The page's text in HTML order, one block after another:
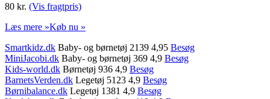
80 kr. (Vis fragtpris)
Læs mere »Køb nu »
Smartkidz.dk Baby- og børnetøj 2139 4,95 Besøg
MiniJacobi.dk Baby- og børnetøj 369 4,9 Besøg
Kids-world.dk Børnetøj 936 4,9 Besøg
BarnetsVerden.dk Legetøj 5123 4,9 Besøg
Børnibalance.dk Legetøj 1381 4,9 Besøg